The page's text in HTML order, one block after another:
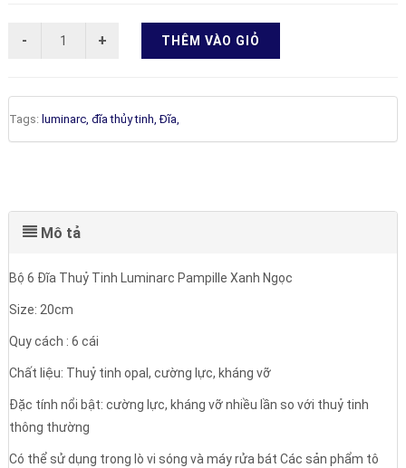
THÊM VÀO GIỎ
Tags: luminarc, đĩa thủy tinh,Đĩa,
Mô tả
Bộ 6 Đĩa Thuỷ Tinh Luminarc Pampille Xanh Ngọc
Size: 20cm
Quy cách : 6 cái
Chất liệu: Thuỷ tinh opal, cường lực, kháng vỡ
Đặc tính nổi bật: cường lực, kháng vỡ nhiều lần so với thuỷ tinh
thông thường
Có thể sử dụng trong lò vi sóng và máy rửa bát Các sản phẩm tô